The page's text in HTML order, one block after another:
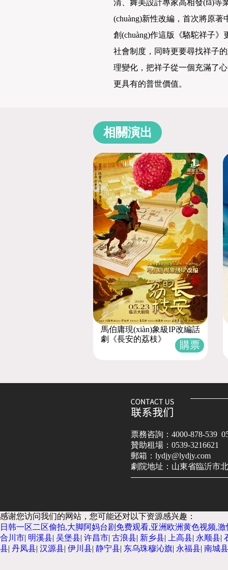
清、舞美設計專家高相發(fā)
(chuàng)新性改編，首次將原著
創(chuàng)作這版《駱駝祥子》
社會制度，同時更要尋找祥子
理變化，把祥子從一個充滿了
更具有的普世價值。
相關演出
馬伯庸現(xiàn)象級IP改編話
劇《長安的荔枝》
購票
票務咨詢：4000-878-539
贊助租場：0539-3216621
郵箱：lydjy@lydjy.com
劇院地址：山東省臨沂市
感谢您访问我们的网站，您可能还对以下资源感兴趣：
日韩一区二区偷拍,大脚阿妈台剧免费观看,亚洲欧洲黄色视频,
合川市| 明溪县| 吴堡县| 许昌市| 古浪县| 新乡县| 上高县| 永顺县|
县| 丹凤县| 汉源县| 伊川县| 静宁县| 东乌珠穆沁旗| 永福县| 南城县